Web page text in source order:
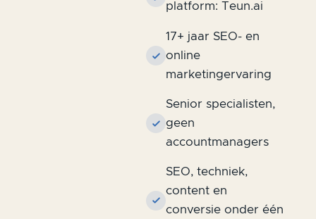
platform: Teun.ai
17+ jaar SEO- en
online
marketingervaring
Senior specialisten,
geen
accountmanagers
SEO, techniek,
content en
conversie onder één